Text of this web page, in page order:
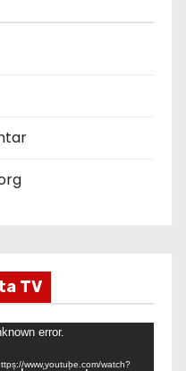
TV
error.
www.youtube.com/watch?